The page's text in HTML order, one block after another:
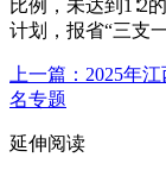
比例，未达到1∶2
计划，报省“三支
上一篇：2025年
名专题
延伸阅读